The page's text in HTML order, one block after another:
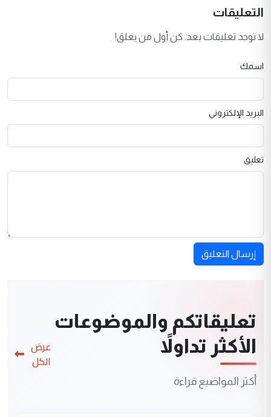
التعليقات
لا توجد تعليقات بعد. كن أول من يعلق!
اسمك
البريد الإلكتروني
تعليق
إرسال التعليق
تعليقاتكم والموضوعات
الأكثر تداولاً
أكثر المواضيع قراءة
عرض
الكل